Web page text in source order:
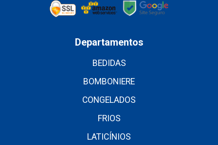
Departamentos
BEDIDAS
BOMBONIERE
CONGELADOS
FRIOS
LATICÍNIOS